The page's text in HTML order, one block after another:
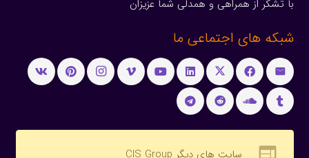
با تشکر از همراهی و همدلی شما عزیزان
شبکه های اجتماعی ما
web سایت های دیگر CIS Group